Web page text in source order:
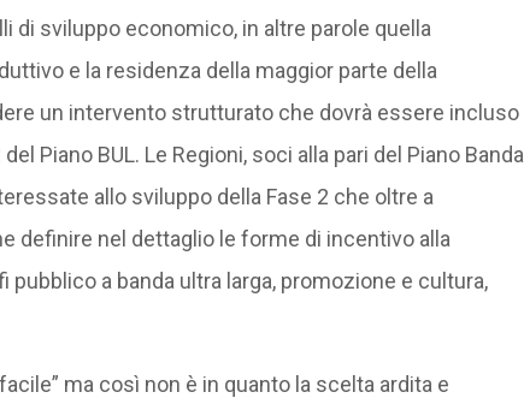
di sviluppo economico, in altre parole quella
e la residenza della maggior parte della
un intervento strutturato che dovrà essere incluso
Piano BUL. Le Regioni, soci alla pari del Piano Banda
allo sviluppo della Fase 2 che oltre a
definire nel dettaglio le forme di incentivo alla
pubblico a banda ultra larga, promozione e cultura,
ma così non è in quanto la scelta ardita e